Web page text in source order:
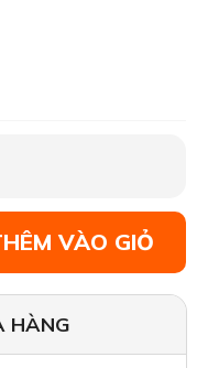
VÀO GIỎ
HÀNG